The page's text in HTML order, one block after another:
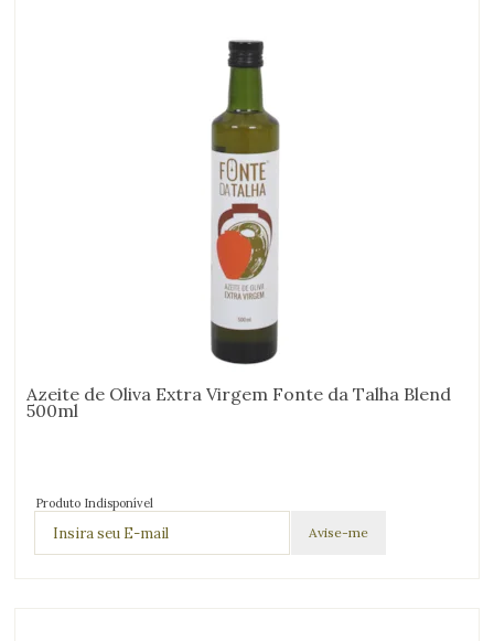
Azeite de Oliva Extra Virgem Fonte da Talha Blend
500ml
Produto Indisponível